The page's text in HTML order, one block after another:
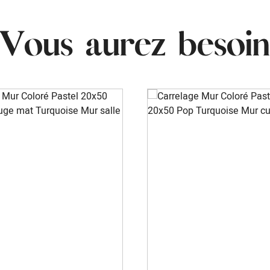
Vous aurez besoin